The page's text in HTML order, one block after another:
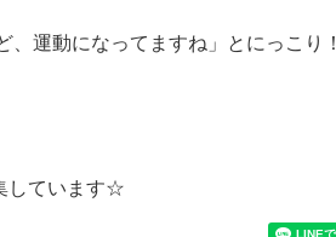
運動になってますね」とにっこり！
しています☆